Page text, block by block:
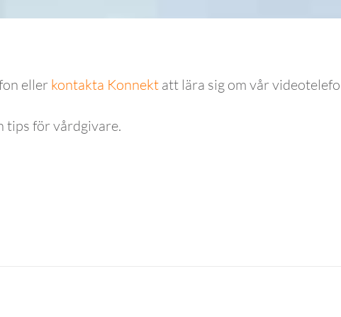
ellerkontakta Konnekt att lära sig om vår
tips för vårdgivare.